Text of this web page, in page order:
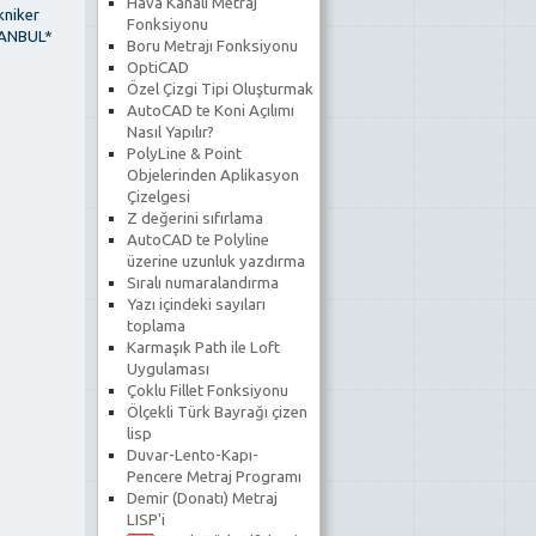
Fonksiyonu
Boru Metrajı Fonksiyonu
OptiCAD
Özel Çizgi Tipi Oluşturmak
AutoCAD te Koni Açılımı
Nasıl Yapılır?
PolyLine & Point
Objelerinden Aplikasyon
Çizelgesi
Z değerini sıfırlama
AutoCAD te Polyline
üzerine uzunluk yazdırma
Sıralı numaralandırma
Yazı içindeki sayıları
toplama
Karmaşık Path ile Loft
Uygulaması
Çoklu Fillet Fonksiyonu
Ölçekli Türk Bayrağı çizen
lisp
Duvar-Lento-Kapı-
Pencere Metraj Programı
Demir (Donatı) Metraj
LISP'i